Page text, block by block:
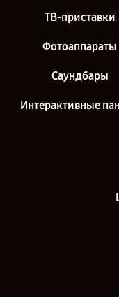
ТВ-приставки
Фотоаппараты
Саундбары
Интерактивные